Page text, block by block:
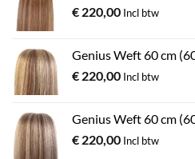
€ 220,00 Incl btw
Genius Weft 60 cm
€ 220,00 Incl btw
Genius Weft 60 cm
€ 220,00 Incl btw